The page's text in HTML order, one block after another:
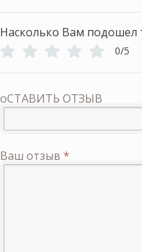
Насколько Вам подошел
0/5
оСТАВИТЬ ОТЗЫВ
Ваш отзыв *